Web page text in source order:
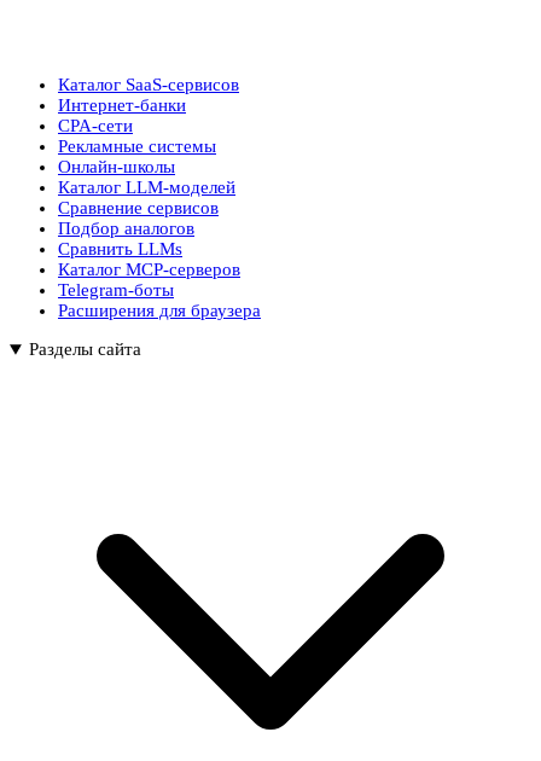
Каталог SaaS-сервисов
Интернет-банки
CPA-сети
Рекламные системы
Онлайн-школы
Каталог LLM-моделей
Сравнение сервисов
Подбор аналогов
Сравнить LLMs
Каталог MCP-серверов
Telegram-боты
Расширения для браузера
Разделы сайта